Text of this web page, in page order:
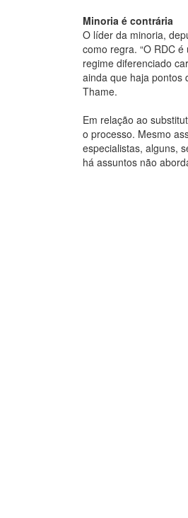
Minoria é contrária
O líder da minoria,
como regra. “O RDC
regime diferenciado
ainda que haja pontos
Thame.
Em relação ao
o processo. Mesmo
especialistas, alguns,
há assuntos não